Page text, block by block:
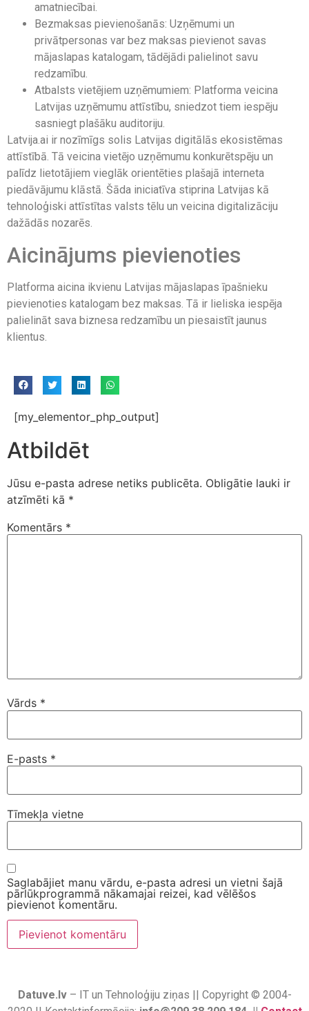
amatniecībai.
Bezmaksas pievienošanās: Uzņēmumi un
privātpersonas var bez maksas pievienot savas
mājaslapas katalogam, tādējādi palielinot savu
redzamību.
Atbalsts vietējiem uzņēmumiem: Platforma veicina
Latvijas uzņēmumu attīstību, sniedzot tiem iespēju
sasniegt plašāku auditoriju.
Latvija.ai ir nozīmīgs solis Latvijas digitālās ekosistēmas
attīstībā. Tā veicina vietējo uzņēmumu konkurētspēju un
palīdz lietotājiem vieglāk orientēties plašajā interneta
piedāvājumu klāstā. Šāda iniciatīva stiprina Latvijas kā
tehnoloģiski attīstītas valsts tēlu un veicina digitalizāciju
dažādās nozarēs.
Aicinājums pievienoties
Platforma aicina ikvienu Latvijas mājaslapas īpašnieku
pievienoties katalogam bez maksas. Tā ir lieliska iespēja
palielināt sava biznesa redzamību un piesaistīt jaunus
klientus.
[my_elementor_php_output]
Atbildēt
Jūsu e-pasta adrese netiks publicēta. Obligātie lauki ir
atzīmēti kā *
Komentārs *
Vārds *
E-pasts *
Tīmekļa vietne
Saglabājiet manu vārdu, e-pasta adresi un vietni šajā
pārlūkprogrammā nākamajai reizei, kad vēlēšos
pievienot komentāru.
Datuve.lv– IT un Tehnoloģiju ziņas || Copyright © 2004-